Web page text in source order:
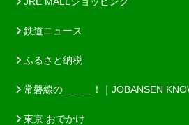
鉄道ニュース
ふるさと納税
常磐線の＿＿＿！｜JOBANSEN
東京 おでかけ